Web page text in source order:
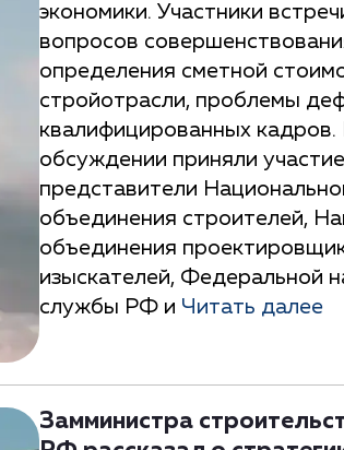
экономики. Участники
вопросов
определения сметной
стройотрасли, проблемы
квалифицированных кадров.
обсуждении приняли участие
представители
объединения строителей,
объединения
изыскателей, Федеральной
службы РФ и Читать далее
Замминистра